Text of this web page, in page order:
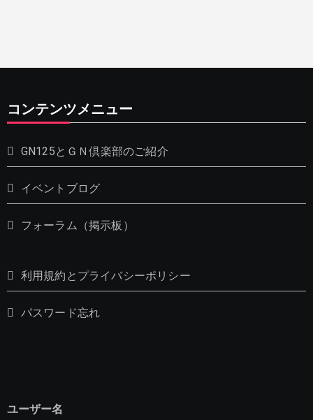
コンテンツメニュー
GN125とＧＮ倶楽部のご紹介
イベントブログ
フォーラム（掲示板）
利用規約とプライバシーポリシー
パスワード忘れ
ユーザー名